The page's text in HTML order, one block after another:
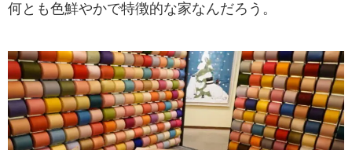
何とも色鮮やかで特徴的な家なんだろう。